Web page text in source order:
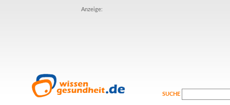
Anzeige:
SUCHE